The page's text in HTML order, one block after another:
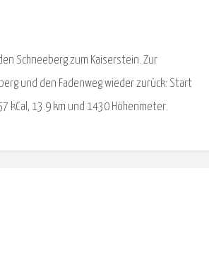
Schneeberg zum Kaiserstein. Zur
und den Fadenweg wieder zurück: Start
kCal, 13.9 km und 1430 Höhenmeter.